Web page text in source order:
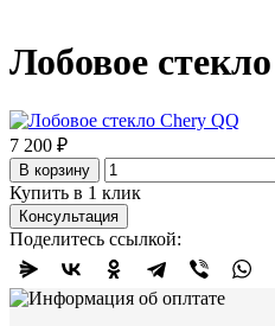
Лобовое
7 200 ₽
В корзину
Купить в 1 клик
Консультация
Поделитесь ссылкой: